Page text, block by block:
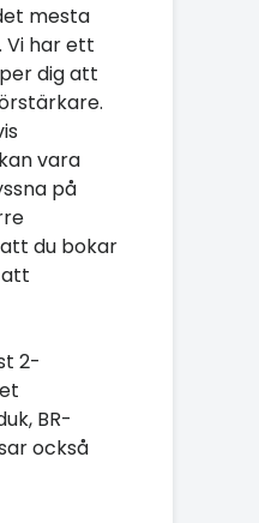
mesta
Vi har ett
dig att
vara
på
du bokar
2-
BR-
också